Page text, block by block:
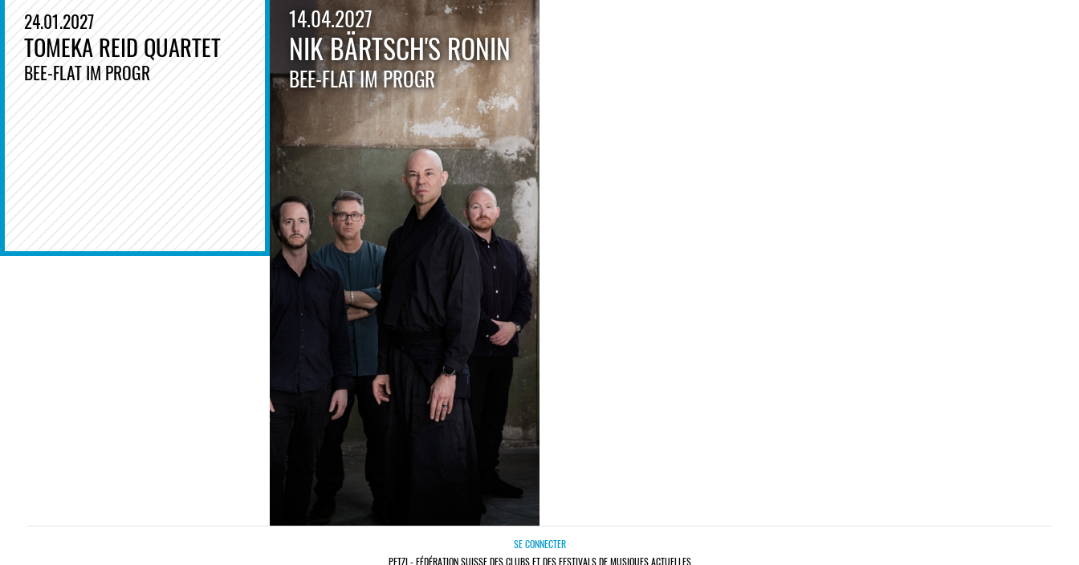
24.01.2027
TOMEKA REID QUARTET
BEE-FLAT IM PROGR
14.04.2027
NIK BÄRTSCH'S RONIN
BEE-FLAT IM PROGR
SE CONNECTER
PETZI - FÉDÉRATION SUISSE DES CLUBS ET DES FESTIVALS DE MUSIQUES ACTUELLES